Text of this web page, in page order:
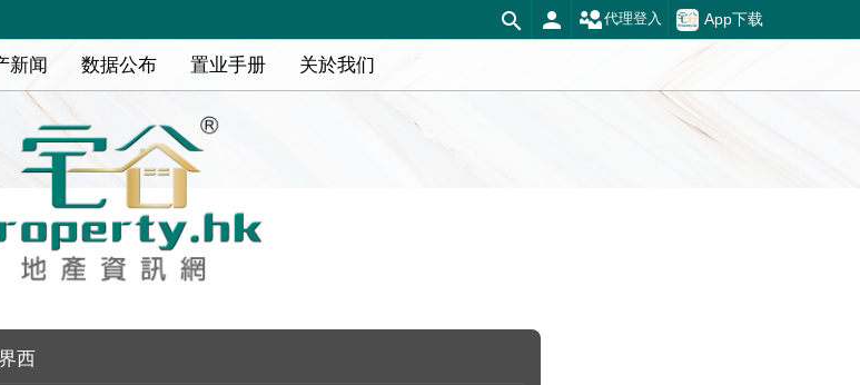
App下载
代理登入
新闻 数据公布 置业手册 关於我们
西